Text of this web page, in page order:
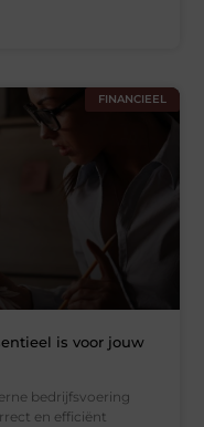
FINANCIEEL
is voor jouw
bedrijfsvoering
en efficiënt